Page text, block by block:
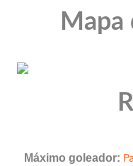
Mapa
Máximo goleador: